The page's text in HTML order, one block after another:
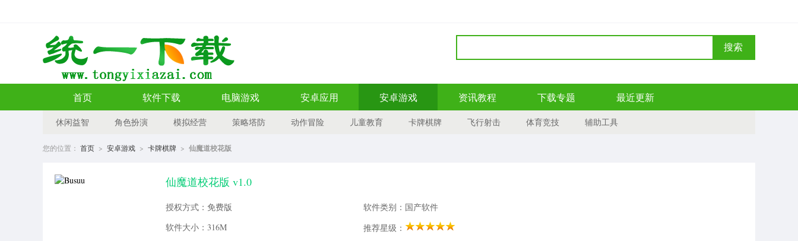
搜索
首页 软件下载 电脑游戏 安卓应用 安卓游戏 资讯教程 下载专题 最近更新
休闲益智 角色扮演 模拟经营 策略塔防 动作冒险 儿童教育 卡牌棋牌 飞行射击 体育竞技 辅助工具
您的位置： 首页 > 安卓游戏 > 卡牌棋牌 > 仙魔道校花版
仙魔道校花版 v1.0
授权方式：免费版
软件类别：国产软件
软件大小：316M
推荐星级：